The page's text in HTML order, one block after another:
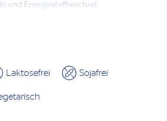
und Energiestoffwechsel
Pure Magnesiumcitrat liefert
stellen keinen Ersatz für
dar. Eine ausgewogene
sind wichtig. Die
Laktosefrei Sojafrei